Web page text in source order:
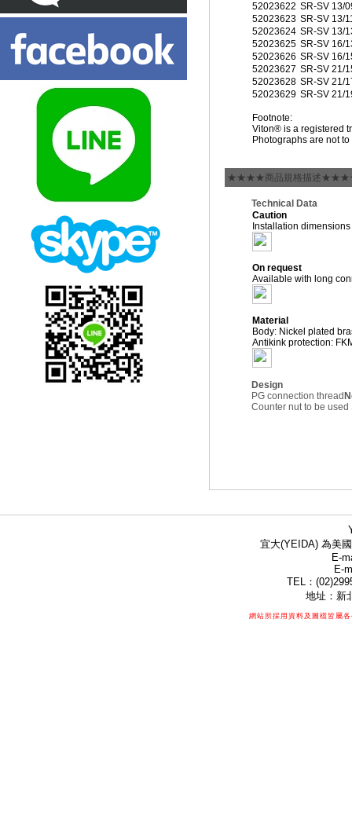
52023622 SR-SV 13/
52023623 SR-SV 13/
52023624 SR-SV 13/
52023625 SR-SV 16/
52023626 SR-SV 16/
52023627 SR-SV 21/
52023628 SR-SV 21/
52023629 SR-SV 21/
Footnote:
Viton® is a registered
Photographs are not
★★★★商品規格描述
Technical Data
Caution
Installation
On request
Available with long
Material
Body: Nickel plated
Antikink protection:
Design
PG connection thread
Counter nut to be
宜大(YEIDA) 為美
E-
E-
TEL：
地址：新
網站所採用資料及圖檔皆屬